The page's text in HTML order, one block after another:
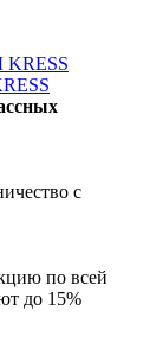
с
по всей
до 15%